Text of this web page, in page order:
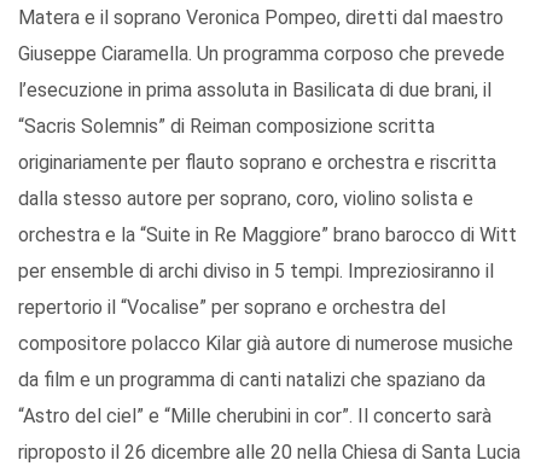
Matera e il soprano Veronica Pompeo, diretti dal maestro
Giuseppe Ciaramella. Un programma corposo che prevede
l’esecuzione in prima assoluta in Basilicata di due brani, il
“Sacris Solemnis” di Reiman composizione scritta
originariamente per flauto soprano e orchestra e riscritta
dalla stesso autore per soprano, coro, violino solista e
orchestra e la “Suite in Re Maggiore” brano barocco di Witt
per ensemble di archi diviso in 5 tempi. Impreziosiranno il
repertorio il “Vocalise” per soprano e orchestra del
compositore polacco Kilar già autore di numerose musiche
da film e un programma di canti natalizi che spaziano da
“Astro del ciel” e “Mille cherubini in cor”. Il concerto sarà
riproposto il 26 dicembre alle 20 nella Chiesa di Santa Lucia